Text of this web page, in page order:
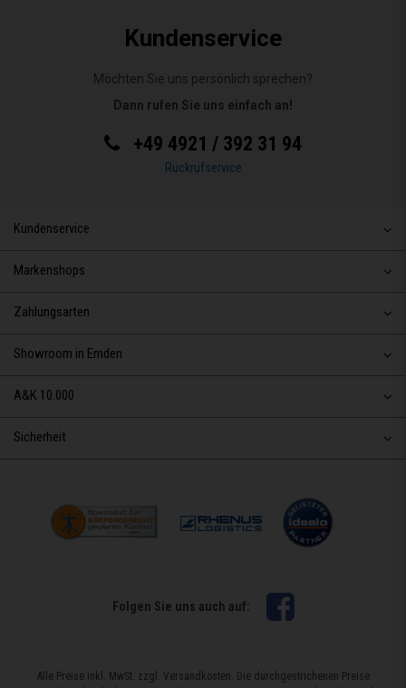
Kundenservice
Möchten Sie uns persönlich sprechen?
Dann rufen Sie uns einfach an!
+49 4921 / 392 31 94
Rückrufservice
Kundenservice
Markenshops
Zahlungsarten
Showroom in Emden
A&K 10.000
Sicherheit
Folgen Sie uns auch auf:
Alle Preise inkl. MwSt. zzgl. Versandkosten. Die durchgestrichenen Preise